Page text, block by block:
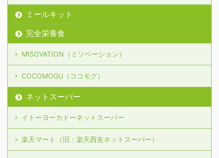
ミールキット
完全栄養食
MISOVATION（ミソベーション）
COCOMOGU（ココモグ）
ネットスーパー
イトーヨーカドーネットスーパー
楽天マート（旧：楽天西友ネットスーパー）